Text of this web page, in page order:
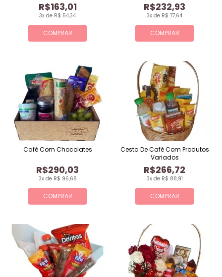
COMPRAR
3x de R$ 54,34
R$163,01
COMPRAR
3x de R$ 77,64
R$232,93
COMPRAR
3x de R$ 96,68
R$290,03
Café Com Chocolates
COMPRAR
3x de R$ 88,91
R$266,72
Cesta De Café Com Produtos
Variados